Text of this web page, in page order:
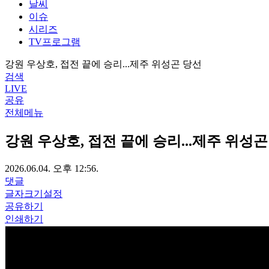
날씨
이슈
시리즈
TV프로그램
강원 우상호, 접전 끝에 승리...제주 위성곤 당선
검색
LIVE
공유
전체메뉴
강원 우상호, 접전 끝에 승리...제주 위성
2026.06.04. 오후 12:56.
댓글
글자크기설정
공유하기
인쇄하기